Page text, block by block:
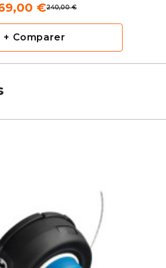
240,00 €
€
+ Comparer